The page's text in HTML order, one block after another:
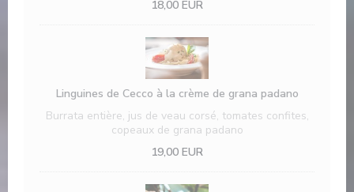
18,00 EUR
Linguines de Cecco à la crème de grana padano
Burrata entière, jus de veau corsé, tomates confites,
copeaux de grana padano
19,00 EUR